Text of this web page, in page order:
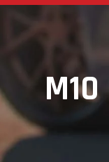
M10